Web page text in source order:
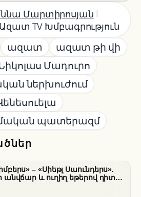
– «Սիեթլ Սաունդերս».
անվճար և ուղիղ եթերով դիտել
Մարտիրոսյան |
Ազատ TV Խմբագրություն
ազատ
ազատ թի վի
Մադուրո
ներխուժում
պատերազմ